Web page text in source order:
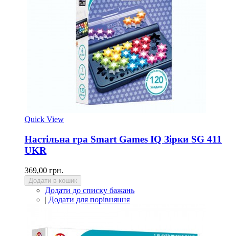
Quick View
Настільна гра Smart Games IQ Зірки SG 411
UKR
369,00 грн.
Додати в кошик
Додати до списку бажань
| Додати для порівняння